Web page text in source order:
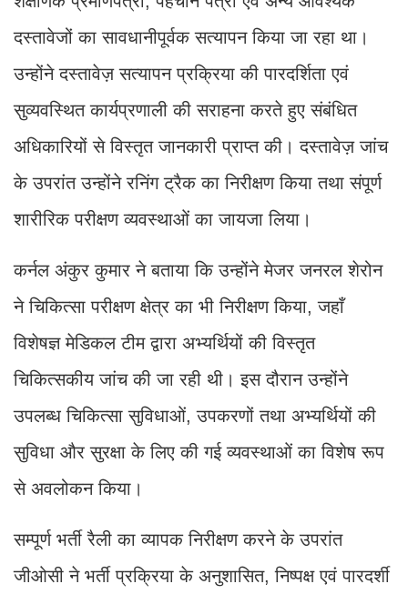
दस्तावेजों का सावधानीपूर्वक सत्यापन किया जा रहा था।
उन्होंने दस्तावेज़ सत्यापन प्रक्रिया की पारदर्शिता एवं
सुव्यवस्थित कार्यप्रणाली की सराहना करते हुए संबंधित
अधिकारियों से विस्तृत जानकारी प्राप्त की। दस्तावेज़ जांच
के उपरांत उन्होंने रनिंग ट्रैक का निरीक्षण किया तथा संपूर्ण
शारीरिक परीक्षण व्यवस्थाओं का जायजा लिया।
कर्नल अंकुर कुमार ने बताया कि उन्होंने मेजर जनरल शेरोन
ने चिकित्सा परीक्षण क्षेत्र का भी निरीक्षण किया, जहाँ
विशेषज्ञ मेडिकल टीम द्वारा अभ्यर्थियों की विस्तृत
चिकित्सकीय जांच की जा रही थी। इस दौरान उन्होंने
उपलब्ध चिकित्सा सुविधाओं, उपकरणों तथा अभ्यर्थियों की
सुविधा और सुरक्षा के लिए की गई व्यवस्थाओं का विशेष रूप
से अवलोकन किया।
सम्पूर्ण भर्ती रैली का व्यापक निरीक्षण करने के उपरांत
जीओसी ने भर्ती प्रक्रिया के अनुशासित, निष्पक्ष एवं पारदर्शी